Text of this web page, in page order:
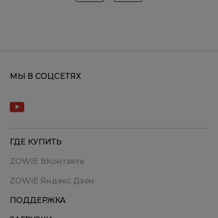
МЫ В СОЦСЕТЯХ
ГДЕ КУПИТЬ
ZOWIE ВКонтакте
ZOWIE Яндекс Дзен
ПОДДЕРЖКА